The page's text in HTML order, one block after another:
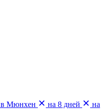
в Мюнхен на 8 дней
на